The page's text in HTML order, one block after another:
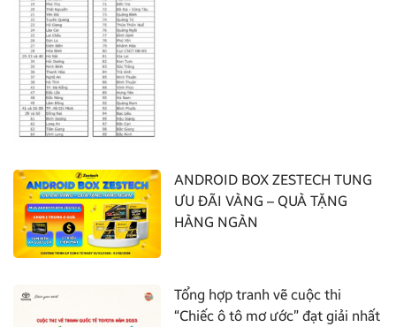
ANDROID BOX ZESTECH TUNG
ƯU ĐÃI VÀNG – QUÀ TẶNG
HÀNG NGÀN
Tổng hợp tranh vẽ cuộc thi
“Chiếc ô tô mơ ước” đạt giải nhất